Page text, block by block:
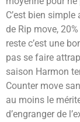
C’est bien
de Rip move,
reste c’est une
pas se faire
saison Harmon
Counter move
au moins le
d’engranger de